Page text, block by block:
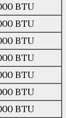
BTU
BTU
BTU
BTU
BTU
BTU
BTU